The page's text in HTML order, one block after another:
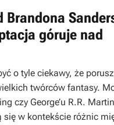
Brandona
góruje nad
o tyle ciekawy, że
twórców fantasy.
czy George’u R.R.
w kontekście różnic